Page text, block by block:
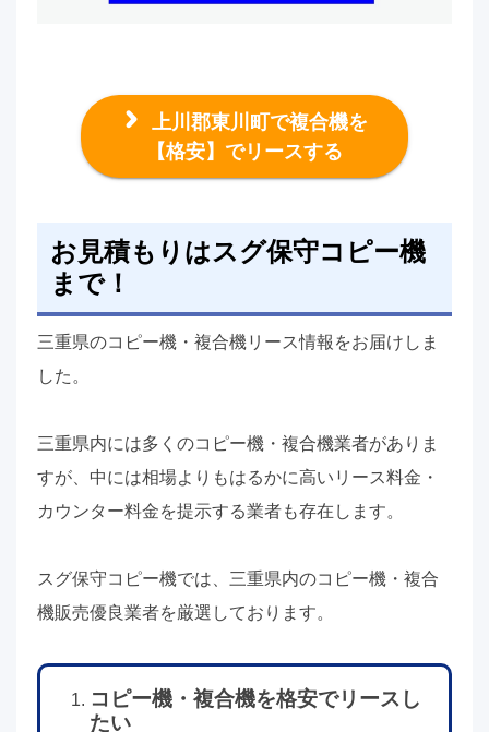
上川郡東川町で複合機を
【格安】でリースする
お見積もりはスグ保守コピー機
まで！
三重県のコピー機・複合機リース情報をお届けしま
した。
三重県内には多くのコピー機・複合機業者がありま
すが、中には相場よりもはるかに高いリース料金・
カウンター料金を提示する業者も存在します。
スグ保守コピー機では、三重県内のコピー機・複合
機販売優良業者を厳選しております。
コピー機・複合機を格安でリースし
たい